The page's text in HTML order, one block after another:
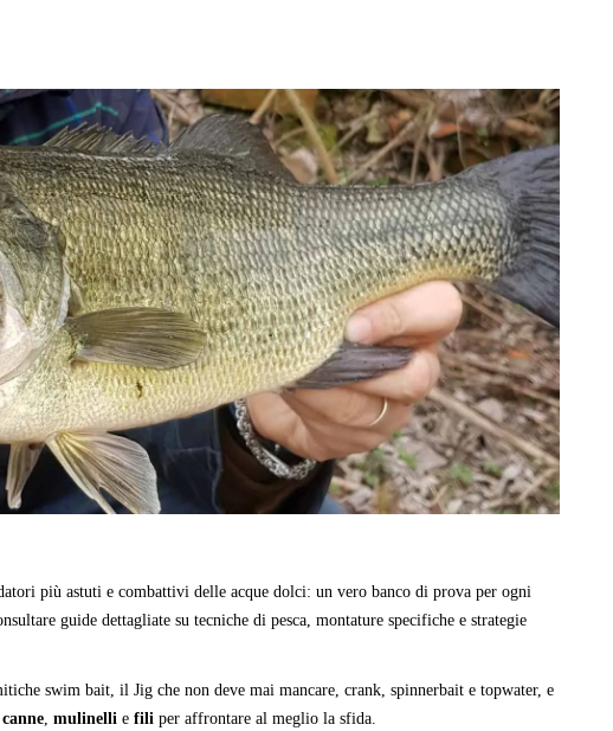
più astuti e combattivi delle acque dolci: un vero banco di prova per ogni
guide dettagliate su tecniche di pesca, montature specifiche e strategie
swim bait, il Jig che non deve mai mancare, crank, spinnerbait e topwater, e
canne mulinelli e fili per affrontare al meglio la sfida.